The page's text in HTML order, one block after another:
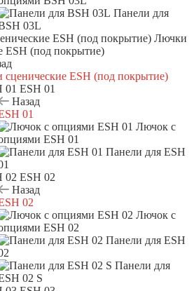
Панели для
03L
Лючки
ESH (под покрытие)
ESH (под покрытие)
ESH 01
Назад
01
Лючок с
ESH 01
Панели для ESH
ESH 02
Назад
02
Лючок с
ESH 02
Панели для ESH
Панели для
02 S